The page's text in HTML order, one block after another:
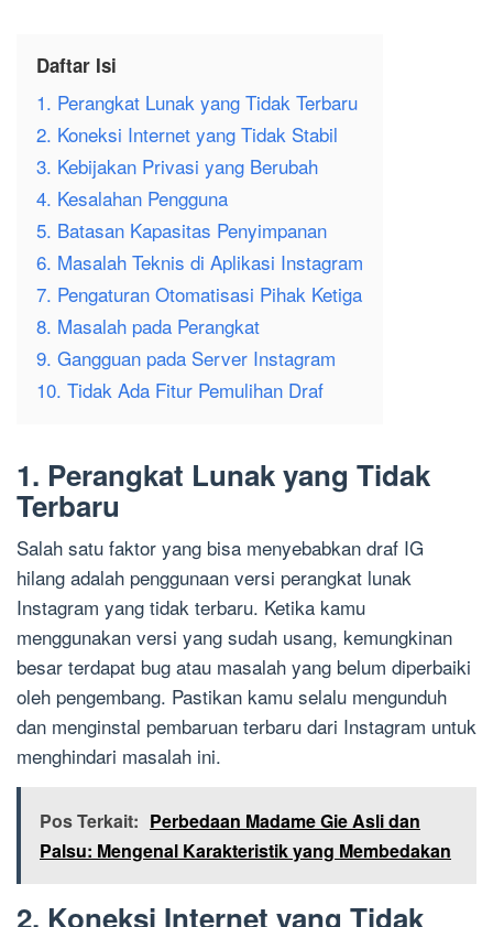
Daftar Isi
1. Perangkat Lunak yang Tidak Terbaru
2. Koneksi Internet yang Tidak Stabil
3. Kebijakan Privasi yang Berubah
4. Kesalahan Pengguna
5. Batasan Kapasitas Penyimpanan
6. Masalah Teknis di Aplikasi Instagram
7. Pengaturan Otomatisasi Pihak Ketiga
8. Masalah pada Perangkat
9. Gangguan pada Server Instagram
10. Tidak Ada Fitur Pemulihan Draf
1. Perangkat Lunak yang Tidak
Terbaru
Salah satu faktor yang bisa menyebabkan draf IG
hilang adalah penggunaan versi perangkat lunak
Instagram yang tidak terbaru. Ketika kamu
menggunakan versi yang sudah usang, kemungkinan
besar terdapat bug atau masalah yang belum diperbaiki
oleh pengembang. Pastikan kamu selalu mengunduh
dan menginstal pembaruan terbaru dari Instagram untuk
menghindari masalah ini.
Pos Terkait: Perbedaan Madame Gie Asli dan
Palsu: Mengenal Karakteristik yang Membedakan
2. Koneksi Internet yang Tidak